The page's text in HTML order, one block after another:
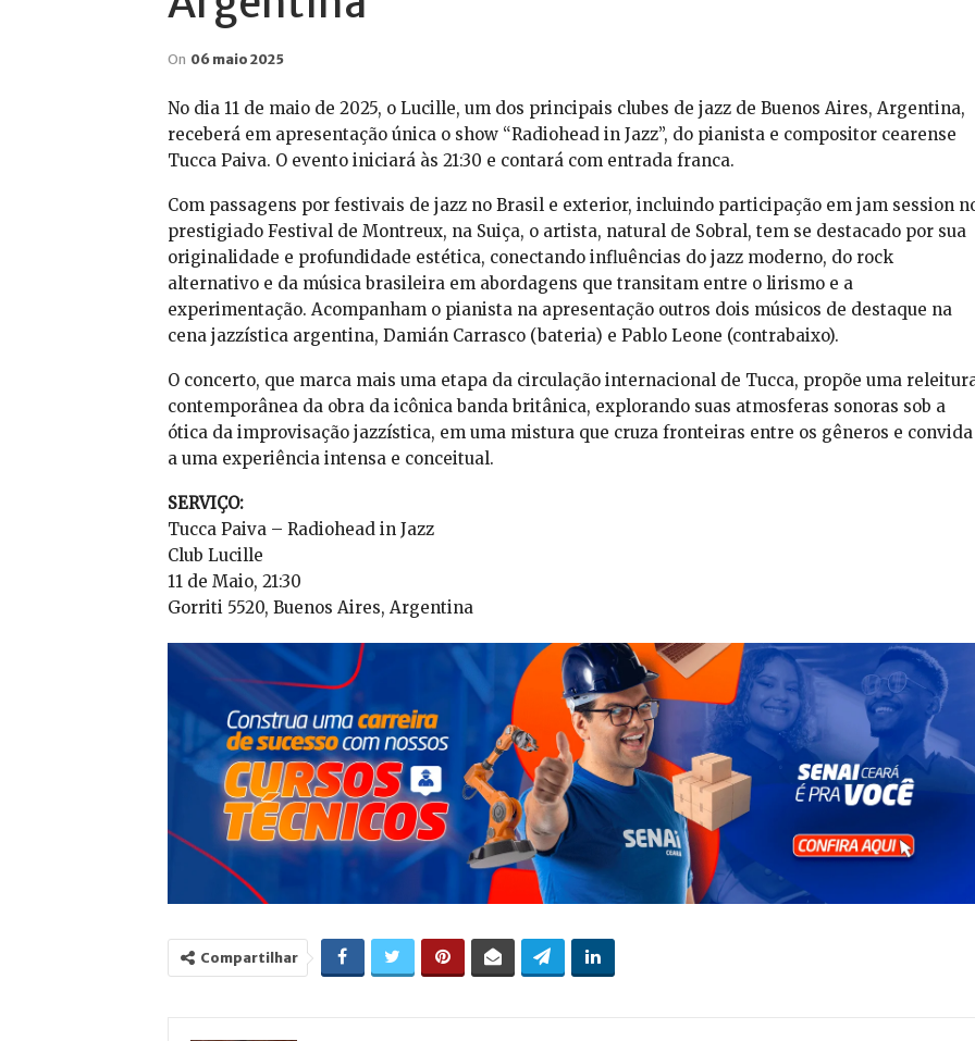
On 06 maio 2025
No dia 11 de maio de 2025, o Lucille, um dos principais clubes de jazz de Buenos Aires, Argentina,
receberá em apresentação única o show “Radiohead in Jazz”, do pianista e compositor cearense
Tucca Paiva. O evento iniciará às 21:30 e contará com entrada franca.
Com passagens por festivais de jazz no Brasil e exterior, incluindo participação em jam session
prestigiado Festival de Montreux, na Suiça, o artista, natural de Sobral, tem se destacado por sua
originalidade e profundidade estética, conectando influências do jazz moderno, do rock
alternativo e da música brasileira em abordagens que transitam entre o lirismo e a
experimentação. Acompanham o pianista na apresentação outros dois músicos de destaque na
cena jazzística argentina, Damián Carrasco (bateria) e Pablo Leone (contrabaixo).
O concerto, que marca mais uma etapa da circulação internacional de Tucca, propõe uma
contemporânea da obra da icônica banda britânica, explorando suas atmosferas sonoras sob a
ótica da improvisação jazzística, em uma mistura que cruza fronteiras entre os gêneros e convida
a uma experiência intensa e conceitual.
SERVIÇO:
Tucca Paiva – Radiohead in Jazz
Club Lucille
11 de Maio, 21:30
Gorriti 5520, Buenos Aires, Argentina
Compartilhar